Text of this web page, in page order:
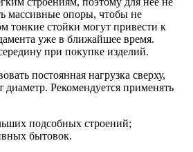
массивные опоры, чтобы не
тонкие стойки могут привести к
уже в ближайшее время.
при покупке изделий.
постоянная нагрузка сверху,
диаметр. Рекомендуется применять
подсобных строений;
бытовок.